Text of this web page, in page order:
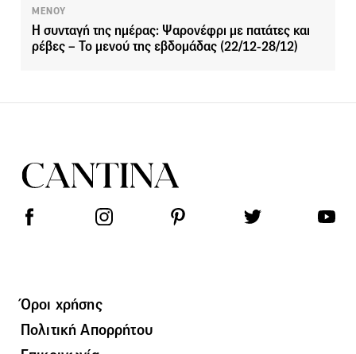
ΜΕΝΟΥ
Η συνταγή της ημέρας: Ψαρονέφρι με πατάτες και
ρέβες – Το μενού της εβδομάδας (22/12-28/12)
Όροι χρήσης
Πολιτική Απορρήτου